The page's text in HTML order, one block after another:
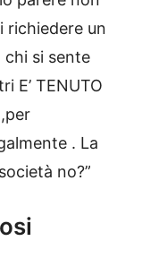
richiedere un
chi si sente
E’ TENUTO
. La
no?”